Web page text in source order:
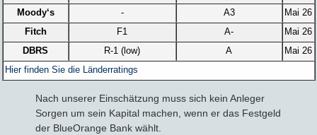
Moody‘s
- A3
Mai 26
Fitch
F1 A-
Mai 26
DBRS
R-1 (low) A
Mai 26
Hier finden Sie die Länderratings
Nach unserer Einschätzung muss sich kein Anleger
Sorgen um sein Kapital machen, wenn er das Festgeld
der BlueOrange Bank wählt.